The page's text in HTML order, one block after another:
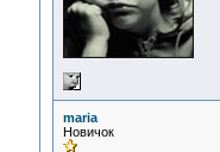
maria
Новичок